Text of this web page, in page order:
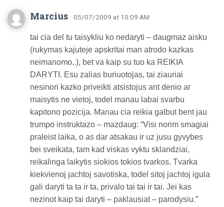
Marcius · 05/07/2009 at 10:09 AM
tai cia del tu taisykliu ko nedaryti – daugmaz aisku
(rukymas kajuteje apskritai man atrodo kazkas
neimanomo..), bet va kaip su tuo ka REIKIA
DARYTI. Esu zalias buriuotojas, tai ziauriai
nesinori kazko priveikti atsistojus ant denio ar
maisytis ne vietoj, todel manau labai svarbu
kapitono pozicija. Manau cia reikia galbut bent jau
trumpo instruktazo – mazdaug: “Visi norim smagiai
praleist laika, o as dar atsakau ir uz jusu gyvybes
bei sveikata, tam kad viskas vyktu sklandziai,
reikalinga laikytis siokios tokios tvarkos. Tvarka
kiekvienoj jachtoj savotiska, todel sitoj jachtoj igula
gali daryti ta ta ir ta, privalo tai tai ir tai. Jei kas
nezinot kaip tai daryti – paklausiat – parodysiu.”